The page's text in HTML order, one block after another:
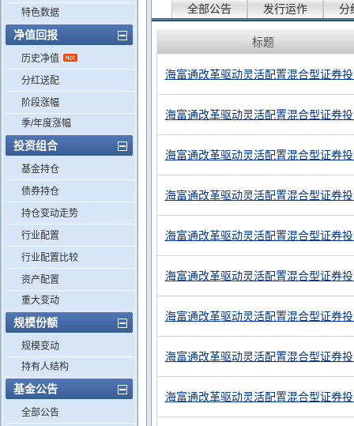
特色数据
净值回报
历史净值
分红送配
阶段涨幅
季/年度涨幅
投资组合
基金持仓
债券持仓
持仓变动走势
行业配置
行业配置比较
资产配置
重大变动
规模份额
规模变动
持有人结构
基金公告
全部公告
全部公告 发行运作 分
标题
海富通改革驱动灵活配置混合型证券
海富通改革驱动灵活配置混合型证券
海富通改革驱动灵活配置混合型证券
海富通改革驱动灵活配置混合型证券
海富通改革驱动灵活配置混合型证券
海富通改革驱动灵活配置混合型证券
海富通改革驱动灵活配置混合型证券
海富通改革驱动灵活配置混合型证券
海富通改革驱动灵活配置混合型证券